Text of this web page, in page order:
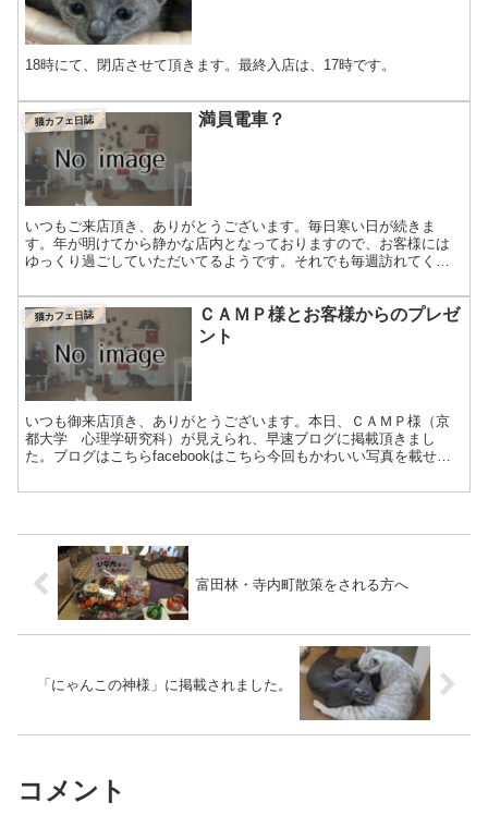
18時にて、閉店させて頂きます。最終入店は、17時です。
猫カフェ日誌 満員電車？
いつもご来店頂き、ありがとうございます。毎日寒い日が続きま
す。年が明けてから静かな店内となっておりますので、お客様には
ゆっくり過ごしていただいてるようです。それでも毎週訪れてくだ
で...
猫カフェ日誌
ＣＡＭＰ様とお客様からのプレゼ
ント
いつも御来店頂き、ありがとうございます。本日、ＣＡＭＰ様（京
都大学 心理学研究科）が見えられ、早速ブログに掲載頂きまし
た。ブログはこちらfacebookはこちら今回もかわいい写真を載せて
富田林・寺内町散策をされる方へ
「にゃんこの神様」に掲載されました。
コメント